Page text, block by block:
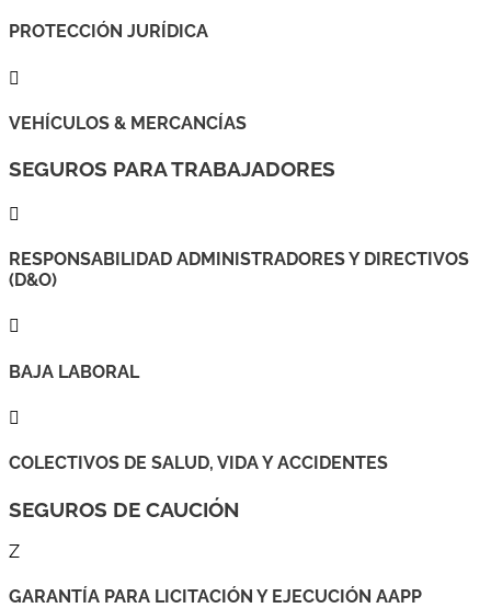
PROTECCIÓN JURÍDICA

VEHÍCULOS & MERCANCÍAS
SEGUROS PARA TRABAJADORES

RESPONSABILIDAD ADMINISTRADORES Y DIRECTIVOS
(D&O)

BAJA LABORAL

COLECTIVOS DE SALUD, VIDA Y ACCIDENTES
SEGUROS DE CAUCIÓN
Z
GARANTÍA PARA LICITACIÓN Y EJECUCIÓN AAPP